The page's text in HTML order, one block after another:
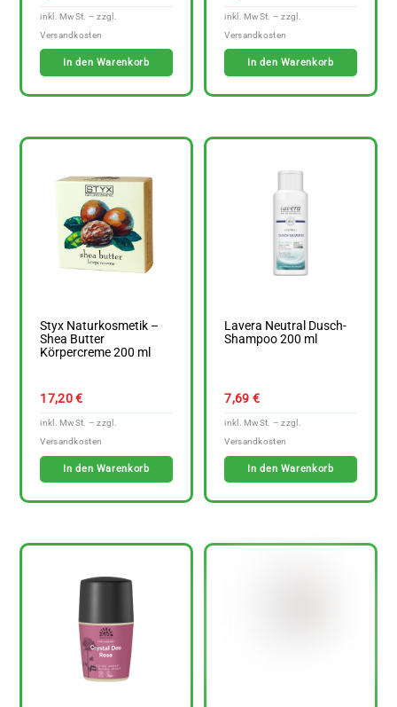
In den Warenkorb In den Warenkorb
Styx Naturkosmetik –
Shea Butter
Körpercreme 200 ml
17,20€
In den Warenkorb
Lavera Neutral Dusch-
Shampoo 200 ml
7,69 €
In den Warenkorb